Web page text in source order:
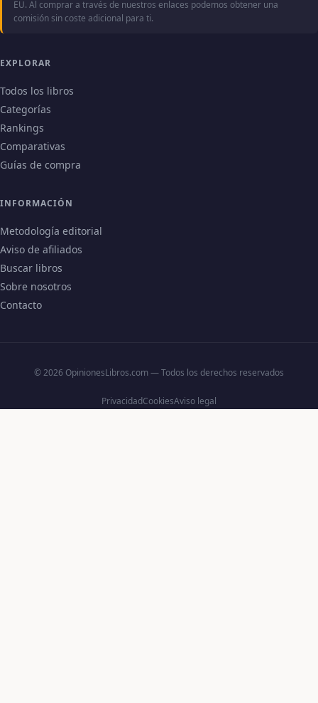
EU. Al comprar a través de nuestros enlaces podemos obtener una
comisión sin coste adicional para ti.
EXPLORAR
Todos los libros
Categorías
Rankings
Comparativas
Guías de compra
INFORMACIÓN
Metodología editorial
Aviso de afiliados
Buscar libros
Sobre nosotros
Contacto
© 2026 OpinionesLibros.com — Todos los derechos reservados
PrivacidadCookiesAviso legal